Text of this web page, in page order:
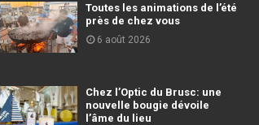
Toutes les animations de l’été
près de chez vous
6 août 2026
Chez l’Optic du Brusc: une
nouvelle bougie dévoile
l’âme du lieu